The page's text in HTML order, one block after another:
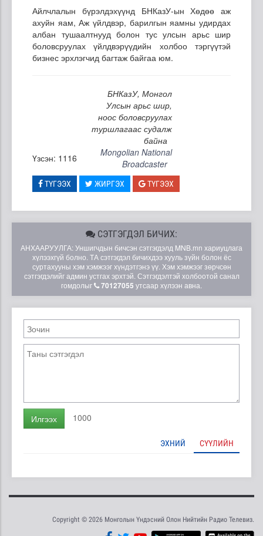
Айлчлалын бүрэлдэхүүнд БНКазУ-ын Хөдөө аж
ахуйн яам, Аж үйлдвэр, барилгын яамны удирдах
албан тушаалтнууд болон тус улсын арьс шир
боловсруулах үйлдвэрүүдийн холбоо тэргүүтэй
бизнес эрхлэгчид багтаж байгаа юм.
БНКазУ, Монгол
Улсын арьс шир,
ноос боловсруулах
туршлагаас судалж
байна
Үзсэн: 1116
Mongolian National
Broadcaster
ТҮГЭЭХ ЖИРГЭХ ТҮГЭЭХ
СЭТГЭГДЭЛ БИЧИХ:
АНХААРУУЛГА: Уншигчдын бичсэн сэтгэгдэлд MNB.mn хариуцлага
хүлээхгүй болно. ТА сэтгэгдэл бичихдээ хууль зүйн болон ёс
суртахууны хэм хэмжээг хүндэтгэнэ үү. Хэм хэмжээг зөрчсөн
сэтгэгдэлийг админ устгах эрхтэй. Сэтгэгдэлтэй холбоотой санал
гомдолыг
70127055 утсаар хүлээн авна.
Илгээх 1000
ЭХНИЙ СҮҮЛИЙН
Copyright © 2026 Монголын Үндэсний Олон Нийтийн Радио Телевиз.